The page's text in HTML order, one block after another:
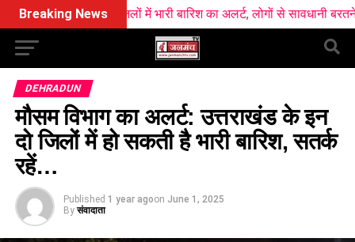
Breaking News
सात जिलों में भारी बारिश का अलर्ट, लोगों से सावधानी बरतने की अपील
DEHRADUN
मौसम विभाग का अलर्ट: उत्तराखंड के इन
दो जिलों में हो सकती है भारी बारिश, सतर्क
रहें…
Published 1 year agoon June 1, 2025
By संवादाता